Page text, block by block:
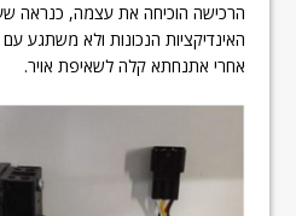
הרכישה הוכיחה את עצמה, כנראה
האינדיקציות הנכונות ולא משתגע
אחרי אתנחתא קלה לשאיפת אויר.